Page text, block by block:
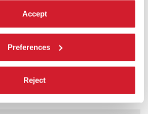
Accept
Preferences
Reject